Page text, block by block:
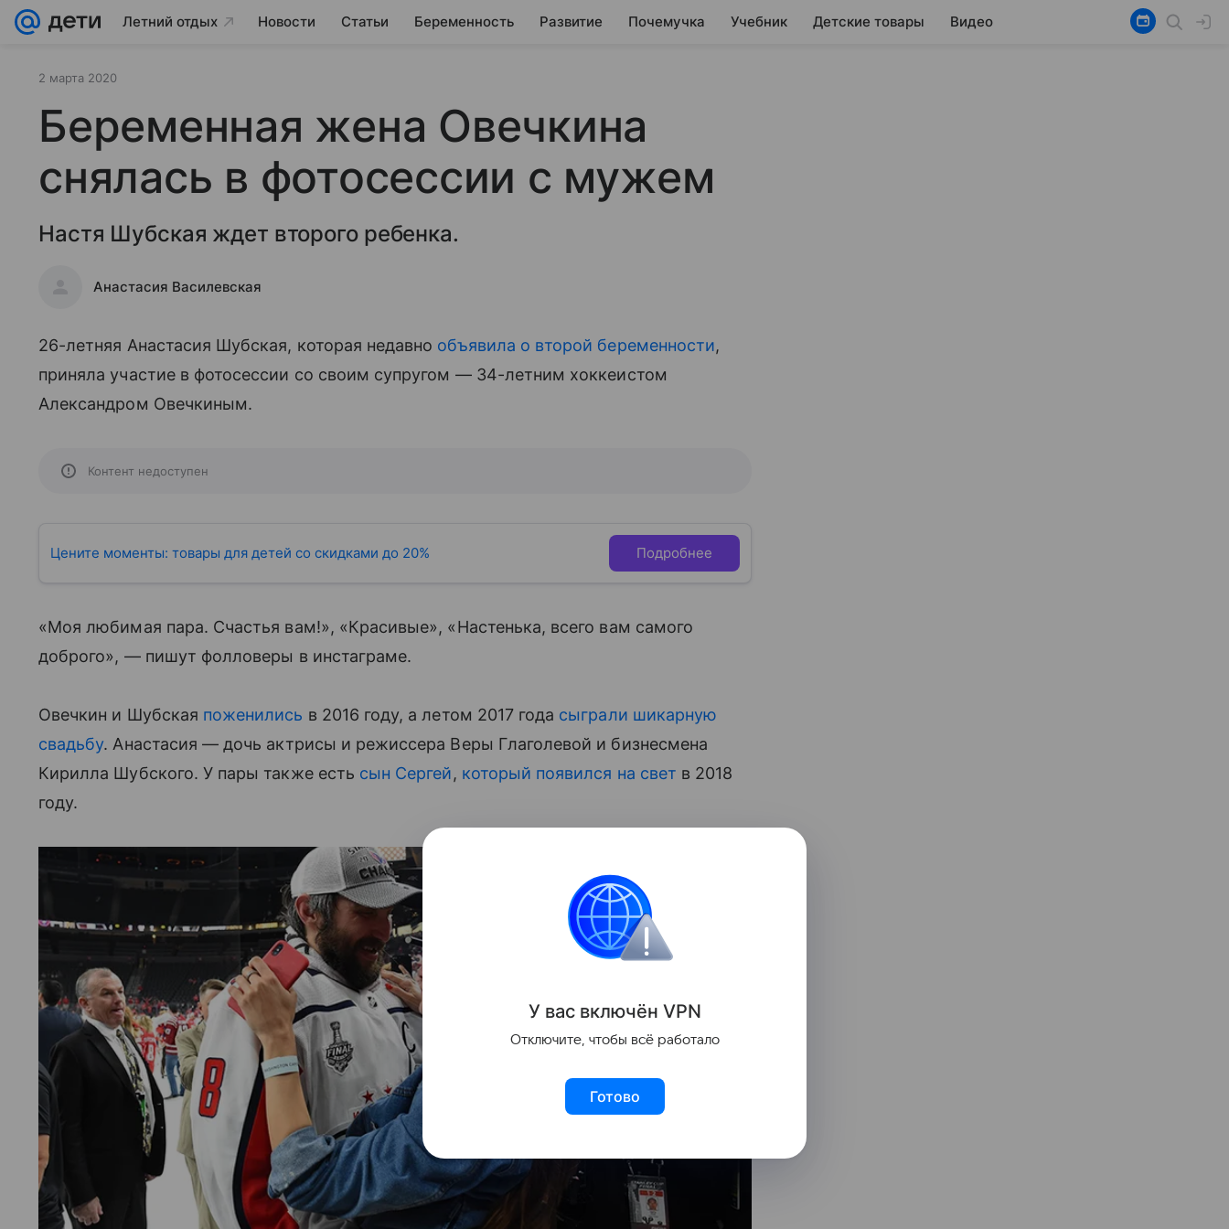
Летний отдых Новости Статьи Беременность Развитие Почемучка Учебник Детские товары Видео
2 марта 2020
Беременная жена Овечкина
снялась в фотосессии с мужем
Настя Шубская ждет второго ребенка.
Анастасия Василевская
26-летняя Анастасия Шубская, которая недавно объявила о второй беременности,
приняла участие в фотосессии со своим супругом — 34-летним хоккеистом
Александром Овечкиным.
Контент недоступен
Цените моменты: товары для детей со скидками до 20% Подробнее
«Моя любимая пара. Счастья вам!», «Красивые», «Настенька, всего вам самого
доброго», — пишут фолловеры в инстаграме.
Овечкин и Шубская поженились в 2016 году, а летом 2017 года сыграли шикарную
свадьбу. Анастасия — дочь актрисы и режиссера Веры Глаголевой и бизнесмена
Кирилла Шубского. У пары также есть сын Сергей, который появился на свет в 2018
году.
У вас включён VPN
Отключите, чтобы всё работало
Готово